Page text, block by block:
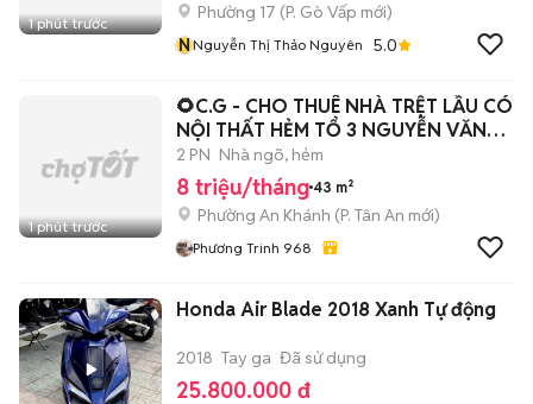
1 phút trước
Phường 17 (P. Gò Vấp mới)
NNguyễn Thị Thảo Nguyên 5.0
1 phút trước
🌻C.G - CHO THUÊ NHÀ TRỆT LẦU CÓ
NỘI THẤT HẺM TỔ 3 NGUYỄN VĂN
LINH
2 PN Nhà ngõ, hẻm
8 triệu/tháng 43 m²
Phường An Khánh (P. Tân An mới)
Phương Trinh 968
Honda Air Blade 2018 Xanh Tự động
2018 Tay ga Đã sử dụng
25.800.000 đ